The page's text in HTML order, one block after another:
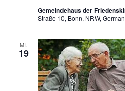
Gemeindehaus der
Straße 10, Bonn, NRW,
MI.
19